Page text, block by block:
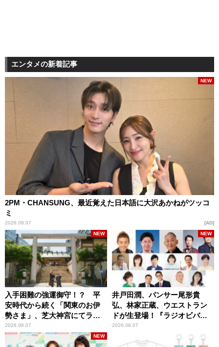
エンタメの新着記事
2PM・CHANSUNG、最近覚えた日本語に大沢あかねがツッコ
ミ
2026.08.07
NEW
AD
入手困難の強運御守！？ 平
安時代から続く「関東のお伊
勢さま」、芝大神宮にてラン
パンプスが合格祈願！
2026.08.07
NEW
井戸田潤、パンサー尾形貴
弘、林家正蔵、ウエストラン
ドが生登場！『ラジオビバリ
ー昼ズ』
2026.08.07
NEW
NEW